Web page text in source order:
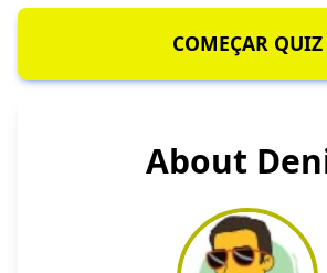
COMEÇAR QUIZ
About